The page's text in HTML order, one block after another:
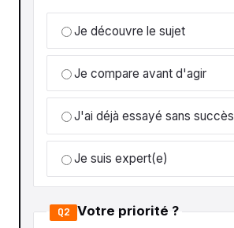
Je découvre le sujet
Je compare avant d'agir
J'ai déjà essayé sans succès
Je suis expert(e)
Q2 Votre priorité ?